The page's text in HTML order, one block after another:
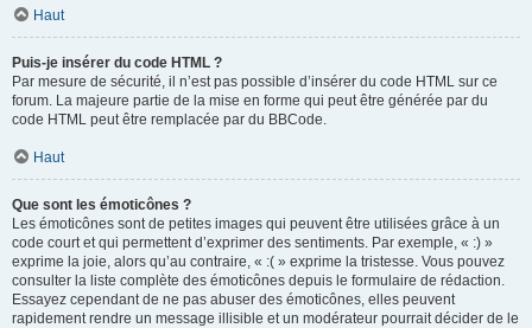
Haut
Puis-je insérer du code HTML ?
Par mesure de sécurité, il n’est pas possible d’insérer du code HTML sur ce
forum. La majeure partie de la mise en forme qui peut être générée par du
code HTML peut être remplacée par du BBCode.
Haut
Que sont les émoticônes ?
Les émoticônes sont de petites images qui peuvent être utilisées grâce à un
code court et qui permettent d’exprimer des sentiments. Par exemple, « :) »
exprime la joie, alors qu’au contraire, « :( » exprime la tristesse. Vous pouvez
consulter la liste complète des émoticônes depuis le formulaire de rédaction.
Essayez cependant de ne pas abuser des émoticônes, elles peuvent
rapidement rendre un message illisible et un modérateur pourrait décider de le